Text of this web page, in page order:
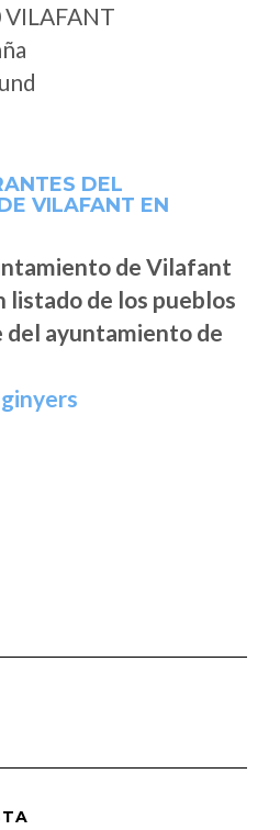
VILAFANT
DEL
VILAFANT EN
listado de los pueblos
ayuntamiento de